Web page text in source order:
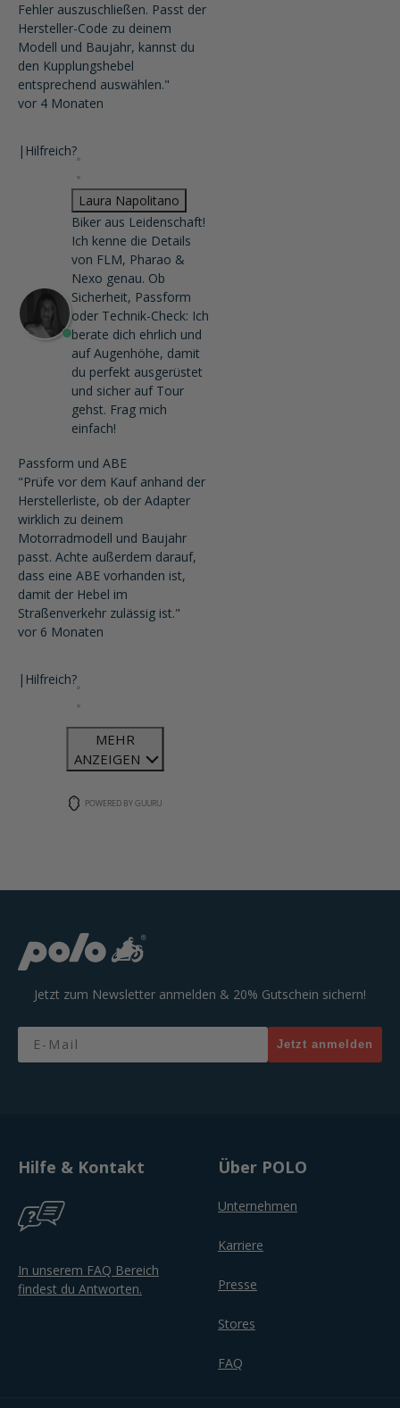
Fehler auszuschließen. Passt der
Hersteller-Code zu deinem
Modell und Baujahr, kannst du
den Kupplungshebel
entsprechend auswählen."
vor 4 Monaten
| Hilfreich?
Laura Napolitano
Biker aus Leidenschaft!
Ich kenne die Details
von FLM, Pharao &
Nexo genau. Ob
Sicherheit, Passform
oder Technik-Check: Ich
berate dich ehrlich und
auf Augenhöhe, damit
du perfekt ausgerüstet
und sicher auf Tour
gehst. Frag mich
einfach!
Passform und ABE
"Prüfe vor dem Kauf anhand der
Herstellerliste, ob der Adapter
wirklich zu deinem
Motorradmodell und Baujahr
passt. Achte außerdem darauf,
dass eine ABE vorhanden ist,
damit der Hebel im
Straßenverkehr zulässig ist."
vor 6 Monaten
| Hilfreich?
MEHR
ANZEIGEN
POWERED BY GUURU
Jetzt zum Newsletter anmelden & 20% Gutschein sichern!
Email
Jetzt anmelden
Hilfe & Kontakt
In unserem FAQ Bereich
findest du Antworten.
Über POLO
Unternehmen
Karriere
Presse
Stores
FAQ